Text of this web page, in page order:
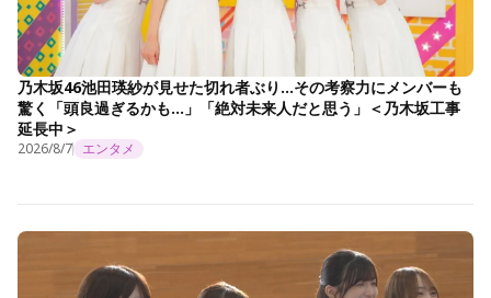
乃木坂46池田瑛紗が見せた切れ者ぶり…その考察力にメンバーも
驚く「頭良過ぎるかも…」「絶対未来人だと思う」＜乃木坂工事
延長中＞
2026/8/7 エンタメ